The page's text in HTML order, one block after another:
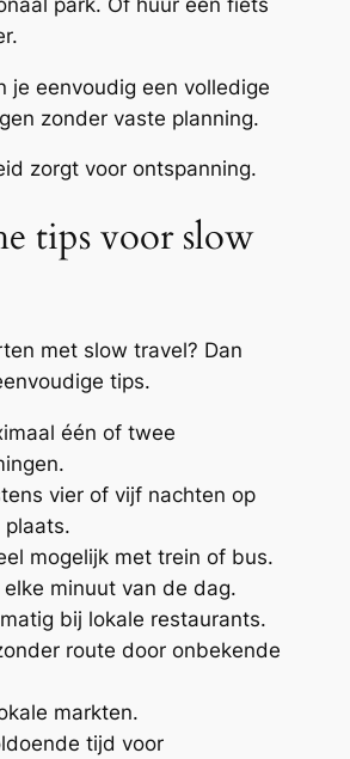
je eenvoudig een volledige
zonder vaste planning.
zorgt voor ontspanning.
tips voor slow
met slow travel? Dan
tips.
één of twee
vier of vijf nachten op
mogelijk met trein of bus.
elke minuut van de dag.
bij lokale restaurants.
route door onbekende
markten.
tijd voor